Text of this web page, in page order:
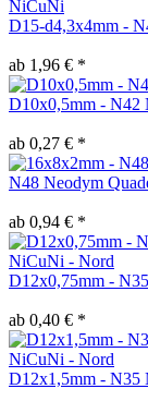
D15-d4,3x4mm -
ab 1,96 € *
D10x0,5mm - N42
ab 0,27 € *
N48 Neodym
ab 0,94 € *
D12x0,75mm -
ab 0,40 € *
D12x1,5mm - N35